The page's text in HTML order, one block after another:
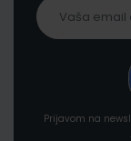
Prijavom na